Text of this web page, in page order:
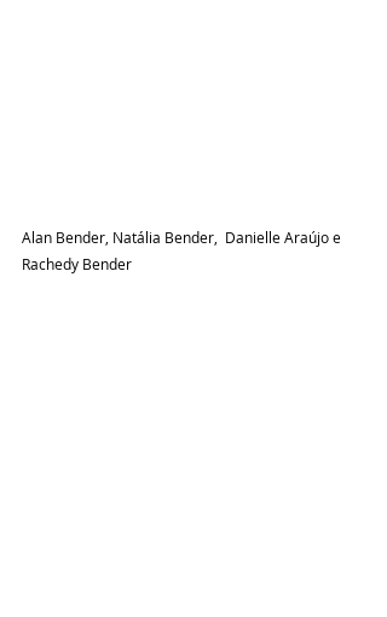
Alan Bender, Natália Bender,  Danielle Araújo e
Rachedy Bender